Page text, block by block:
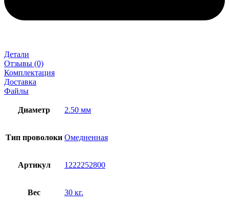
Детали
Отзывы (0)
Комплектация
Доставка
Файлы
Диаметр 2.50 мм
Тип проволоки Омедненная
Артикул 1222252800
Вес 30 кг.